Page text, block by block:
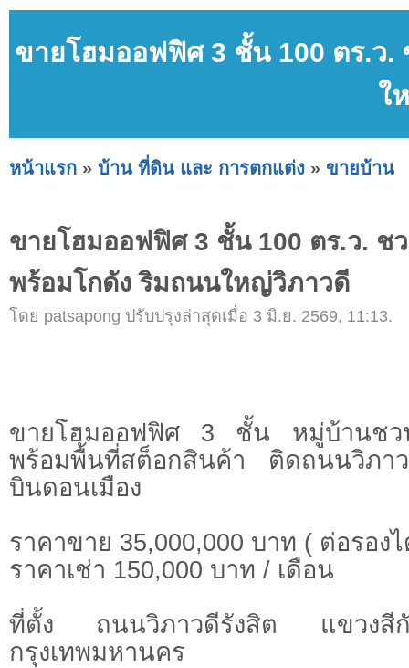
ขายโฮมออฟฟิศ 3 ชั้น 100 ตร.ว
ใ
หน้าแรก » บ้าน ที่ดิน และ การตกแต่ง » ขายบ้าน
ขายโฮมออฟฟิศ 3 ชั้น 100 ตร.ว. ช
พร้อมโกดัง ริมถนนใหญ่วิภาวดี
โดย patsapong ปรับปรุงล่าสุดเมื่อ 3 มิ.ย. 2569, 11:13.
ขายโฮมออฟฟิศ 3 ชั้น หมู่บ้านชว
พร้อมพื้นที่สต็อกสินค้า ติดถนนวิภา
บินดอนเมือง
ราคาขาย 35,000,000 บาท ( ต่อรอง
ราคาเช่า 150,000 บาท / เดือน
ที่ตั้ง ถนนวิภาวดีรังสิต แขวงสี
กรุงเทพมหานคร